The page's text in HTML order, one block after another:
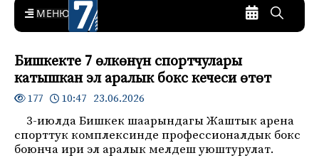
Кыргызстан
MENU
Бишкекте 7 өлкөнүн спортчулары
катышкан эл аралык бокс кечеси өтөт
177 10:47 23.06.2026
3-июлда Бишкек шаарындагыЖаштык арена
спорттук комплексинде профессионалдык бокс
боюнча ири эл аралык мелдеш уюштурулат.